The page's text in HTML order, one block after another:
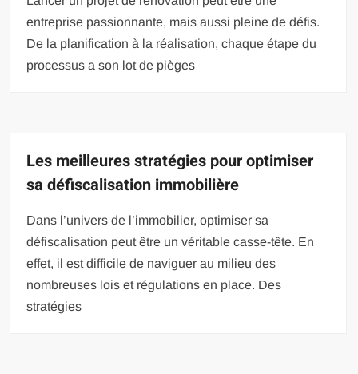
entreprise passionnante, mais aussi pleine de défis.
De la planification à la réalisation, chaque étape du
processus a son lot de pièges
Les meilleures stratégies pour optimiser
sa défiscalisation immobilière
Dans l’univers de l’immobilier, optimiser sa
défiscalisation peut être un véritable casse-tête. En
effet, il est difficile de naviguer au milieu des
nombreuses lois et régulations en place. Des
stratégies